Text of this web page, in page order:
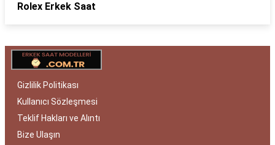
Rolex Erkek Saat
Gizlilik Politikası
Kullanıcı Sözleşmesi
Teklif Hakları ve Alıntı
Bize Ulaşın